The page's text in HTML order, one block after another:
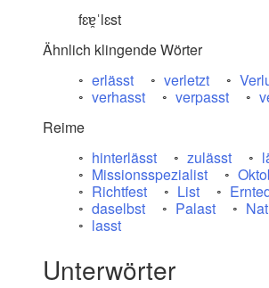
fɛɐ̯ˈlɛst
Ähnlich klingende Wörter
erlässt
verletzt
verhasst
verpasst
Reime
hinterlässt
zulässt
Missionsspezialist
Richtfest
List
daselbst
Palast
lasst
Unterwörter